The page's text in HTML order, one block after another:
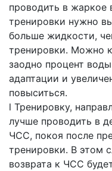
проводить в жаркое
тренировки нужно
больше жидкости,
тренировки. Можно
заодно процент
адаптации и
повыситься.
l Тренировку,
лучше проводить в
ЧСС, покоя после
тренировки. В этом
возврата к ЧСС